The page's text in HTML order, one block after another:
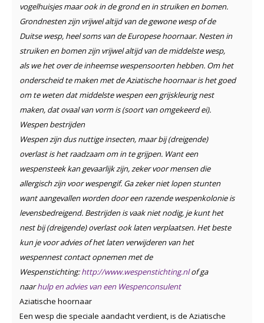
vogelhuisjes maar ook in de grond en in struiken en bomen.
Grondnesten zijn vrijwel altijd van de gewone wesp of de
Duitse wesp, heel soms van de Europese hoornaar. Nesten in
struiken en bomen zijn vrijwel altijd van de middelste wesp,
als we het over de inheemse wespensoorten hebben. Om het
onderscheid te maken met de Aziatische hoornaar is het goed
om te weten dat middelste wespen een grijskleurig nest
maken, dat ovaal van vorm is (soort van omgekeerd ei).
Wespen bestrijden
Wespen zijn dus nuttige insecten, maar bij (dreigende)
overlast is het raadzaam om in te grijpen. Want een
wespensteek kan gevaarlijk zijn, zeker voor mensen die
allergisch zijn voor wespengif. Ga zeker niet lopen stunten
want aangevallen worden door een razende wespenkolonie is
levensbedreigend. Bestrijden is vaak niet nodig, je kunt het
nest bij (dreigende) overlast ook laten verplaatsen. Het beste
kun je voor advies of het laten verwijderen van het
wespennest contact opnemen met de
Wespenstichting:http://www.wespenstichting.nlof ga
naarhulp en advies van een Wespenconsulent
Aziatische hoornaar
Een wesp die speciale aandacht verdient, is de Aziatische